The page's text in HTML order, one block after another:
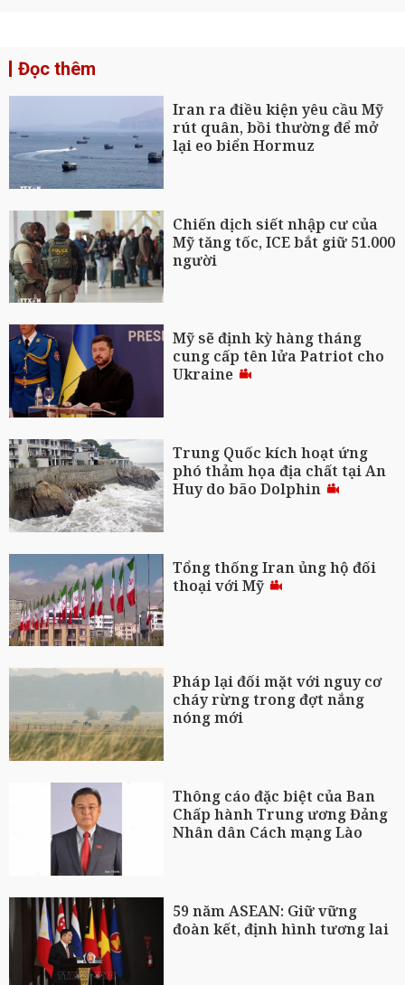
Đọc thêm
Iran ra điều kiện yêu cầu Mỹ
rút quân, bồi thường để mở
lại eo biển Hormuz
Chiến dịch siết nhập cư của
Mỹ tăng tốc, ICE bắt giữ 51.000
người
Mỹ sẽ định kỳ hàng tháng
cung cấp tên lửa Patriot cho
Ukraine
Trung Quốc kích hoạt ứng
phó thảm họa địa chất tại An
Huy do bão Dolphin
Tổng thống Iran ủng hộ đối
thoại với Mỹ
Pháp lại đối mặt với nguy cơ
cháy rừng trong đợt nắng
nóng mới
Thông cáo đặc biệt của Ban
Chấp hành Trung ương Đảng
Nhân dân Cách mạng Lào
59 năm ASEAN: Giữ vững
đoàn kết, định hình tương lai